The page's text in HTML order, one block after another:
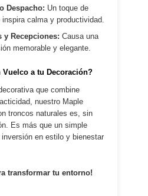
Despacho: Un toque de
calma y productividad.
y Recepciones: Causa una
memorable y elegante.
Vuelco a tu Decoración?
que combine
nuestro Maple
troncos naturales es, sin
Es más que un simple
en estilo y bienestar
transformar tu entorno!